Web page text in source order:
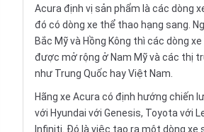
Acura định vị sản phẩm là các dòng
đó có dòng xe thể thao hạng sang.
Bắc Mỹ và Hồng Kông thì các dòng
được mở rộng ở Nam Mỹ và các thị
như Trung Quốc hay Việt Nam.
Hãng xe Acura có định hướng chiến
với Hyundai với Genesis, Toyota với
Infiniti. Đó là việc tạo ra một dòng xe